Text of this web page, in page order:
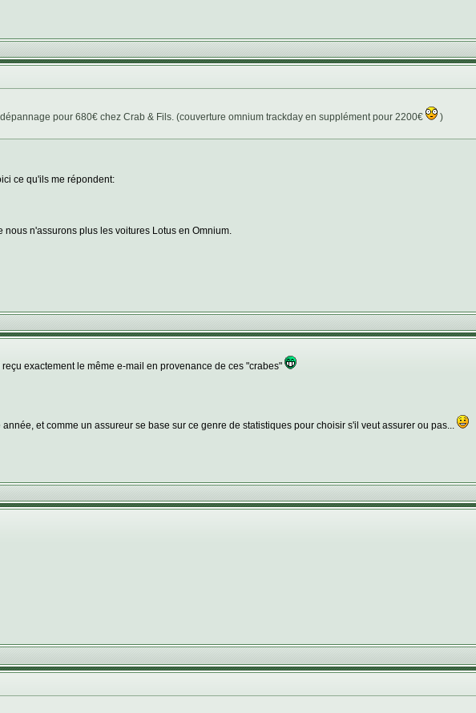
pour 680€ chez Crab & Fils. (couverture omnium trackday en supplément pour 2200€
)
ce qu'ils me répondent:
n'assurons plus les voitures Lotus en Omnium.
exactement le même e-mail en provenance de ces "crabes"
et comme un assureur se base sur ce genre de statistiques pour choisir s'il veut assurer ou pas...